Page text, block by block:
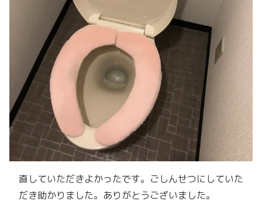
直していただきよかったです。ごしんせつにしていた
だき助かりました。ありがとうございました。